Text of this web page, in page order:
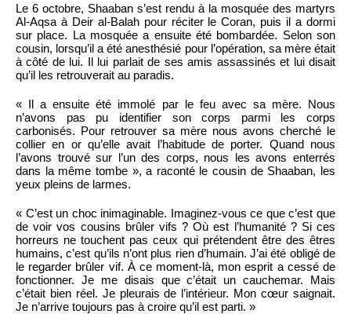
Le 6 octobre, Shaaban s’est rendu à la mosquée des martyrs
Al-Aqsa à Deir al-Balah pour réciter le Coran, puis il a dormi
sur place. La mosquée a ensuite été bombardée. Selon son
cousin, lorsqu’il a été anesthésié pour l’opération, sa mère était
à côté de lui. Il lui parlait de ses amis assassinés et lui disait
qu’il les retrouverait au paradis.
« Il a ensuite été immolé par le feu avec sa mère. Nous
n’avons pas pu identifier son corps parmi les corps
carbonisés. Pour retrouver sa mère nous avons cherché le
collier en or qu’elle avait l’habitude de porter. Quand nous
l’avons trouvé sur l’un des corps, nous les avons enterrés
dans la même tombe », a raconté le cousin de Shaaban, les
yeux pleins de larmes.
« C’est un choc inimaginable. Imaginez-vous ce que c’est que
de voir vos cousins brûler vifs ? Où est l’humanité ? Si ces
horreurs ne touchent pas ceux qui prétendent être des êtres
humains, c’est qu’ils n’ont plus rien d’humain. J’ai été obligé de
le regarder brûler vif. À ce moment-là, mon esprit a cessé de
fonctionner. Je me disais que c’était un cauchemar. Mais
c’était bien réel. Je pleurais de l’intérieur. Mon cœur saignait.
Je n’arrive toujours pas à croire qu’il est parti. »